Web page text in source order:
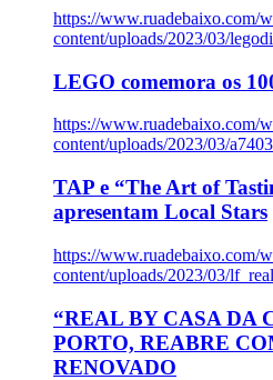
https://www.ruadebaixo.com/
content/uploads/2023/03/
LEGO comemora os
https://www.ruadebaixo.com/
content/uploads/2023/03/
TAP e “The Art of
apresentam Local Stars
https://www.ruadebaixo.com/
content/uploads/2023/03/
“REAL BY CASA DA
PORTO, REABRE
RENOVADO